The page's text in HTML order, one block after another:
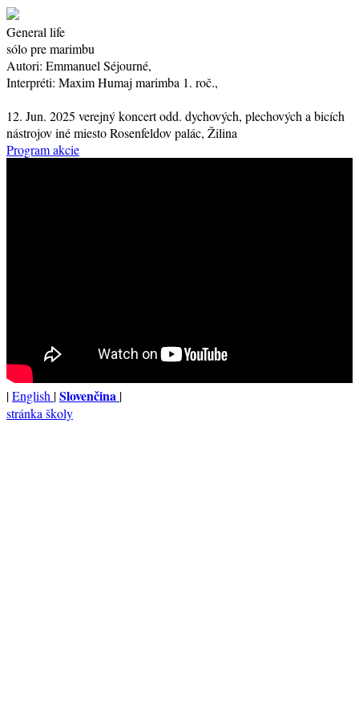
General life
sólo pre marimbu
Autori: Emmanuel Séjourné,
Interpréti: Maxim Humaj marimba 1. roč.,
12. Jun. 2025 verejný koncertodd. dychových, plechových a bicích
nástrojoviné miestoRosenfeldov palác, Žilina
Program akcie
|English |Slovenčina |
stránka školy